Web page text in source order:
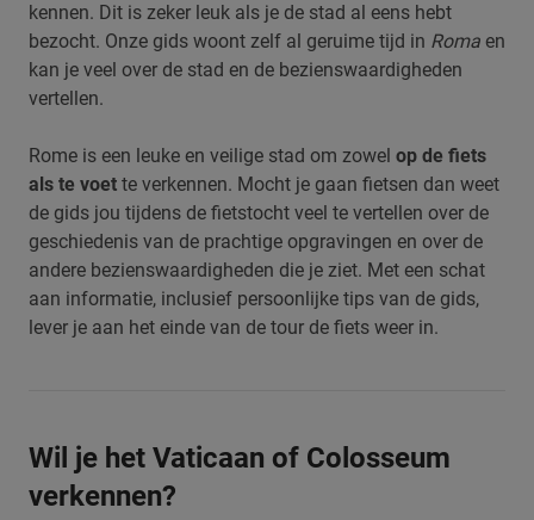
kennen. Dit is zeker leuk als je de stad al eens hebt
bezocht. Onze gids woont zelf al geruime tijd in Roma en
kan je veel over de stad en de bezienswaardigheden
vertellen.
Rome is een leuke en veilige stad om zowel op de fiets
als te voet te verkennen. Mocht je gaan fietsen dan weet
de gids jou tijdens de fietstocht veel te vertellen over de
geschiedenis van de prachtige opgravingen en over de
andere bezienswaardigheden die je ziet. Met een schat
aan informatie, inclusief persoonlijke tips van de gids,
lever je aan het einde van de tour de fiets weer in.
Wil je het Vaticaan of Colosseum
verkennen?